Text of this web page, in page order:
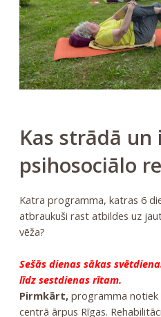
Kas strādā un
psihosociālo
Katra programma, katras 6
atbraukuši rast atbildes uz
vēža?
Sešās dienas sākas
līdz sestdienas rītam.
Pirmkārt,programma notiek
centrā ārpus Rīgas.